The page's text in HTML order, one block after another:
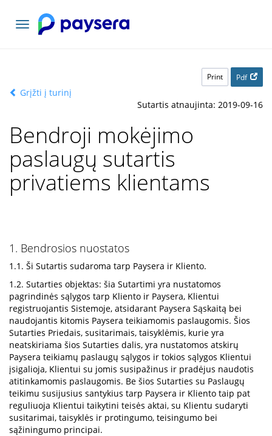
Toggle
navigation
Print Pdf
Grįžti į turinį
Sutartis atnaujinta: 2019-09-16
Bendroji mokėjimo
paslaugų sutartis
privatiems klientams
1. Bendrosios nuostatos
1.1. Ši Sutartis sudaroma tarp Paysera ir Kliento.
1.2. Sutarties objektas: šia Sutartimi yra nustatomos
pagrindinės sąlygos tarp Kliento ir Paysera, Klientui
registruojantis Sistemoje, atsidarant Paysera Sąskaitą bei
naudojantis kitomis Paysera teikiamomis paslaugomis. Šios
Sutarties Priedais, susitarimais, taisyklėmis, kurie yra
neatskiriama šios Sutarties dalis, yra nustatomos atskirų
Paysera teikiamų paslaugų sąlygos ir tokios sąlygos Klientui
įsigalioja, Klientui su jomis susipažinus ir pradėjus naudotis
atitinkamomis paslaugomis. Be šios Sutarties su Paslaugų
teikimu susijusius santykius tarp Paysera ir Kliento taip pat
reguliuoja Klientui taikytini teisės aktai, su Klientu sudaryti
susitarimai, taisyklės ir protingumo, teisingumo bei
sąžiningumo principai.